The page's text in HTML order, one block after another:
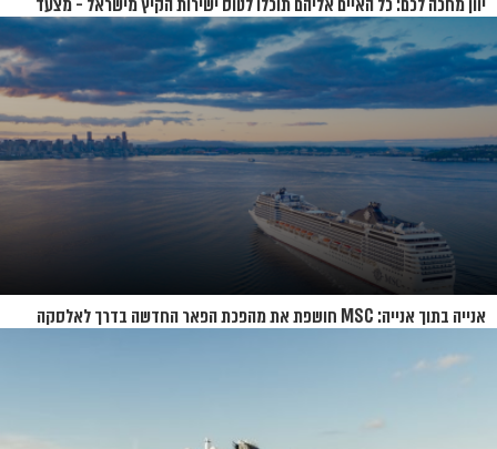
האיים של קיץ 2026
אנייה בתוך אנייה: MSC חושפת את מהפכת הפאר החדשה בדרך לאלסקה